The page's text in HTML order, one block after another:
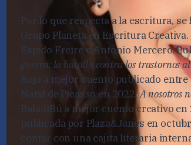
Por lo que respecta a la escritura,
Grupo Planeta en Escritura
Espido Freire o Antonio Mercero.
guerra; la batalla contra los trastornos
Rojo a mejor cuento publicado
Natal de Picasso en 2022:A nosotros
BabidiBú a mejor cuento creativo
publicada por Plaza&Janés en
contar con una cajita literaria